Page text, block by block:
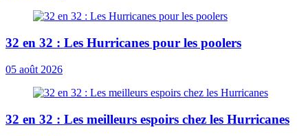
32 en 32 : Les Hurricanes pour les poolers
05 août 2026
32 en 32 : Les meilleurs espoirs chez les Hurricanes